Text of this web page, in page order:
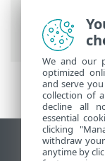
ESET
Más>
Ver sitio del
We and our
optimized
and serve
collection of
decline all
essential
clicking
withdraw
anytime by